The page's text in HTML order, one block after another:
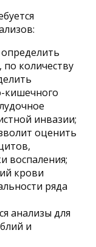
количеству
кишечного
инвазии;
оценить
воспаления;
крови
ряда
анализы для
и